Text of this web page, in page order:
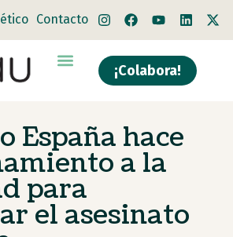
Contacto
¡Colabora!
España hace
a la
para
el asesinato